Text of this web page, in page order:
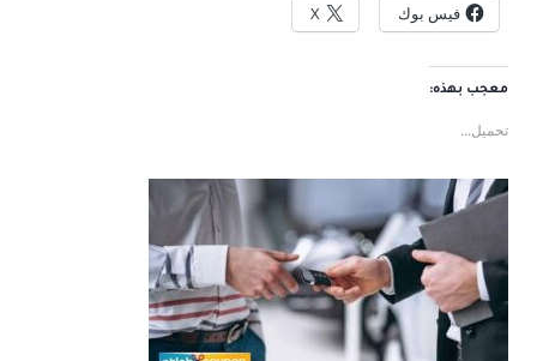
فيس بوك X
معجب بهذه:
تحميل...